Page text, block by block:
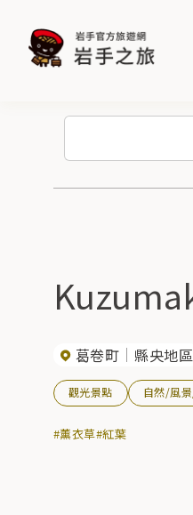
葛卷町 縣央地區
觀光景點 自然/風
#薰衣草#紅葉